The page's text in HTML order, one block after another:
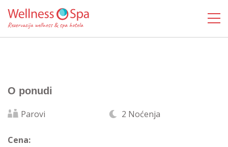
O ponudi
Parovi 2 Noćenja
Cena: